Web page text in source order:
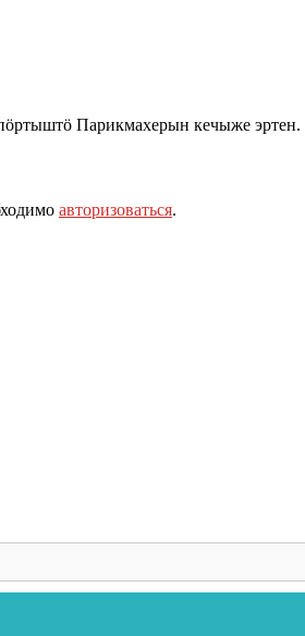
Парикмахерын кечыже
авторизоваться.